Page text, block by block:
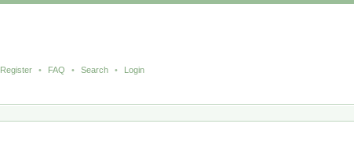
Register • FAQ • Search • Login